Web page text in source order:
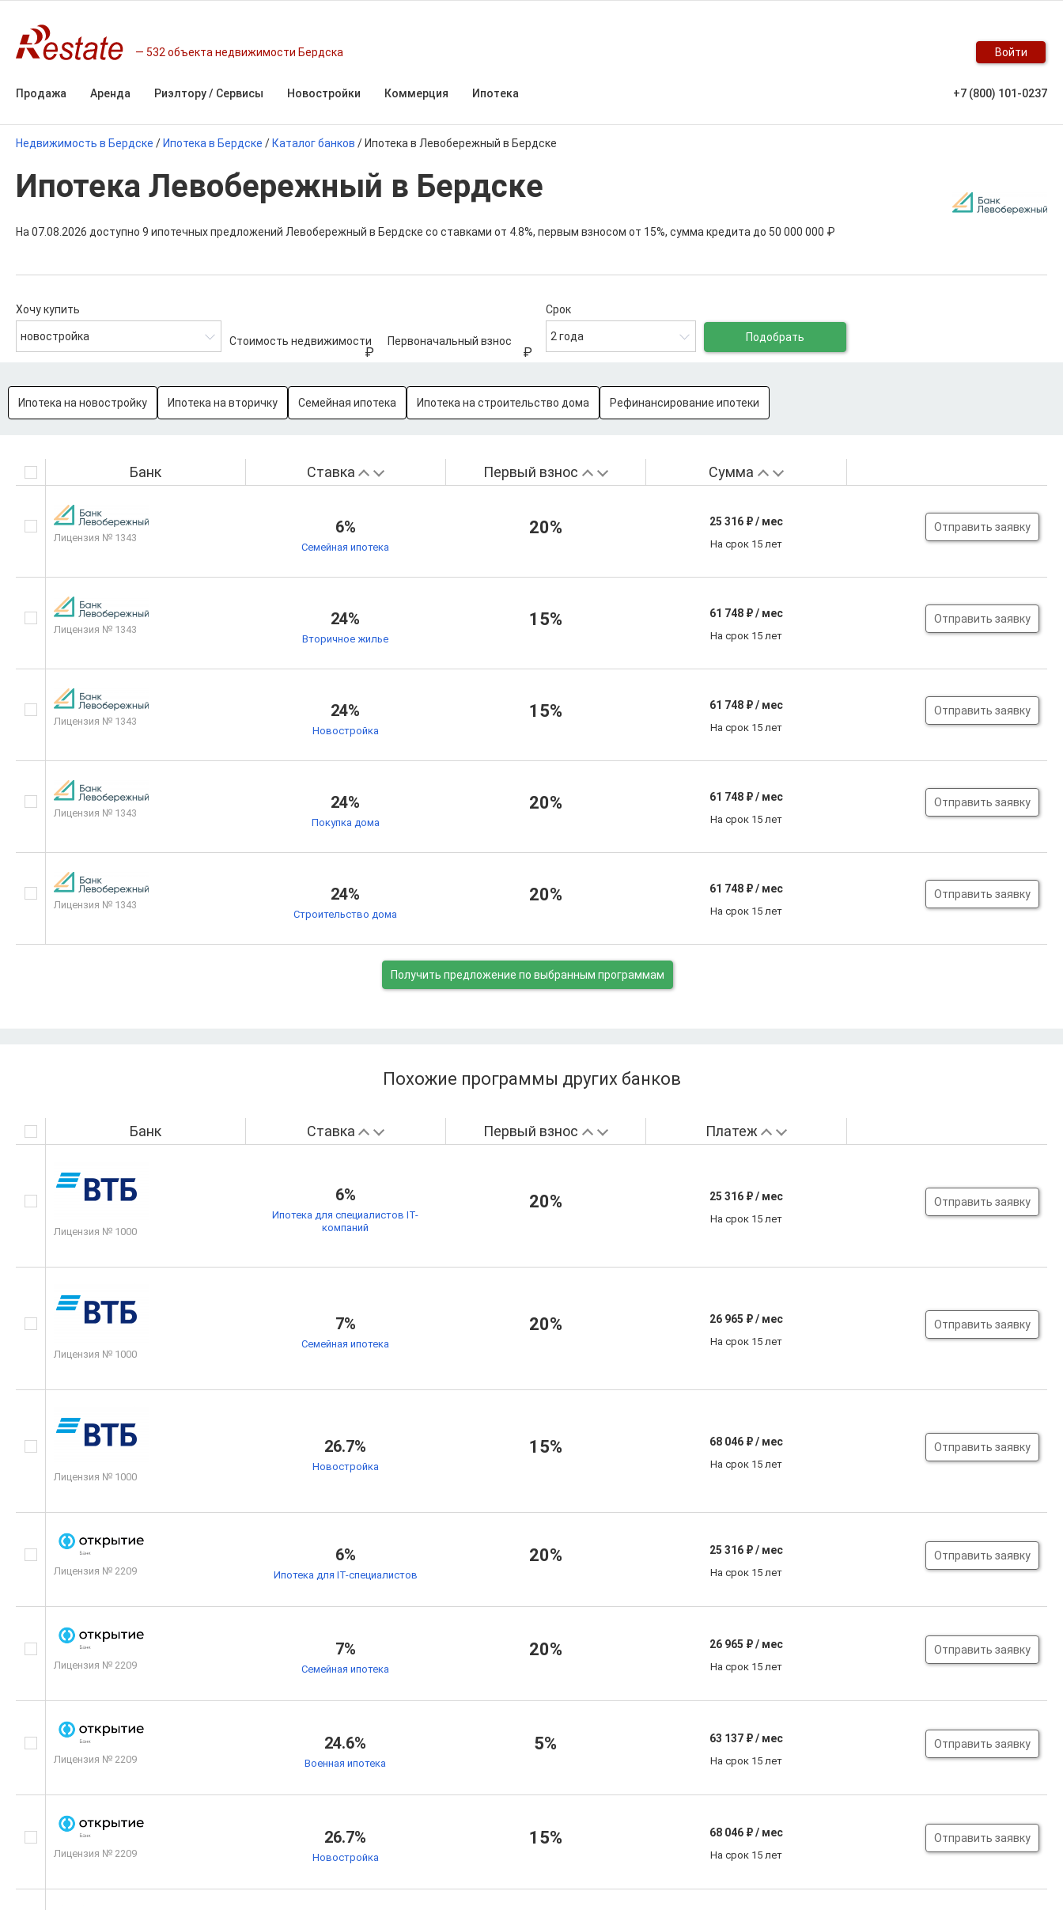
532 объекта недвижимости Бердска Войти
Продажа Аренда Риэлтору / Сервисы Новостройки Коммерция Ипотека +7 (800) 101-0237
Недвижимость в Бердске / Ипотека в Бердске / Каталог банков / Ипотека в Левобережный в Бердске
Ипотека Левобережный в Бердске
На 07.08.2026 доступно 9 ипотечных предложений Левобережный в Бердске со ставками от 4.8%, первым взносом от 15%, сумма кредита до 50 000 000 ₽
Хочу купить
новостройка Стоимость недвижимости Первоначальный взнос
Срок
2 года Подобрать
Ипотека на новостройку Ипотека на вторичку Семейная ипотека Ипотека на строительство дома Рефинансирование ипотеки
Банк Ставка Первый взнос Сумма
Лицензия № 1343
6%
Семейная ипотека
20% 25 316₽ / мес
На срок 15 лет
Отправить заявку
Лицензия № 1343
24%
Вторичное жилье
15% 61 748₽ / мес
На срок 15 лет
Отправить заявку
Лицензия № 1343
24%
Новостройка
15% 61 748₽ / мес
На срок 15 лет
Отправить заявку
Лицензия № 1343
24%
Покупка дома
20% 61 748₽ / мес
На срок 15 лет
Отправить заявку
Лицензия № 1343
24%
Строительство дома
20% 61 748₽ / мес
На срок 15 лет
Отправить заявку
Получить предложение по выбранным программам
Похожие программы других банков
Банк Ставка Первый взнос Платеж
Лицензия № 1000
6%
Ипотека для специалистов IT-
компаний
20% 25 316₽ / мес
На срок 15 лет
Отправить заявку
Лицензия № 1000
7%
Семейная ипотека
20% 26 965 ₽ / мес
На срок 15 лет
Отправить заявку
Лицензия № 1000
26.7%
Новостройка
15% 68 046₽ / мес
На срок 15 лет
Отправить заявку
Лицензия № 2209
6%
Ипотека для IT-специалистов
20% 25 316₽ / мес
На срок 15 лет
Отправить заявку
Лицензия № 2209
7%
Семейная ипотека
20% 26 965 ₽ / мес
На срок 15 лет
Отправить заявку
Лицензия № 2209
24.6%
Военная ипотека
5% 63 137₽ / мес
На срок 15 лет
Отправить заявку
Лицензия № 2209
26.7%
Новостройка
15% 68 046₽ / мес
На срок 15 лет
Отправить заявку